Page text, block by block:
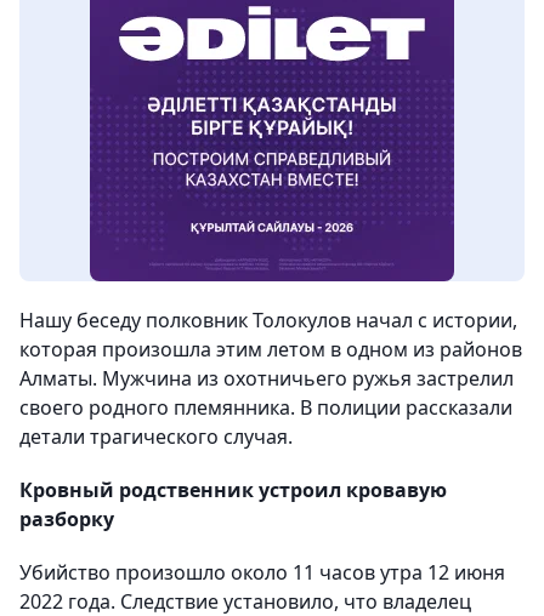
Нашу беседу полковник Толокулов начал с истории,
которая произошла этим летом в одном из районов
Алматы. Мужчина из охотничьего ружья застрелил
своего родного племянника. В полиции рассказали
детали трагического случая.
Кровный родственник устроил кровавую
разборку
Убийство произошло около 11 часов утра 12 июня
2022 года. Следствие установило, что владелец